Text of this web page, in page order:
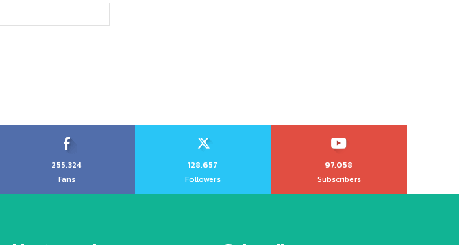
255,324
Fans
128,657
Followers
97,058
Subscribers